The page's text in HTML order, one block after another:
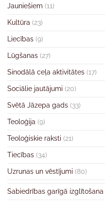
Jauniešiem (11)
Kultūra (23)
Liecības (9)
Lūgšanas (27)
Sinodālā ceļa aktivitātes (17)
Sociālie jautājumi (20)
Svētā Jāzepa gads (33)
Teoloģija (9)
Teoloģiskie raksti (21)
Tiecības (34)
Uzrunas un vēstījumi (80)
Sabiedrības garīgā izglītošana